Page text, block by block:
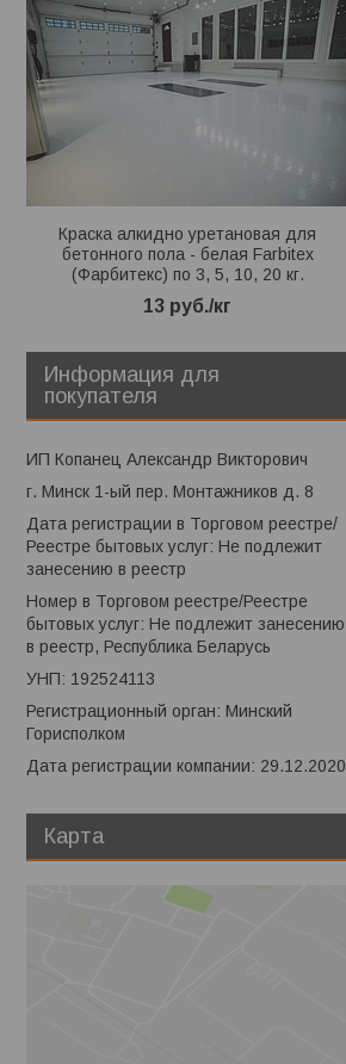
Краска алкидно уретановая для
бетонного пола - белая Farbitex
(Фарбитекс) по 3, 5, 10, 20 кг.
13 руб./кг
Информация для
покупателя
ИП Копанец Александр Викторович
г. Минск 1-ый пер. Монтажников д. 8
Дата регистрации в Торговом реестре/
Реестре бытовых услуг: Не подлежит
занесению в реестр
Номер в Торговом реестре/Реестре
бытовых услуг: Не подлежит занесению
в реестр, Республика Беларусь
УНП: 192524113
Регистрационный орган: Минский
Горисполком
Дата регистрации компании: 29.12.2020
Карта